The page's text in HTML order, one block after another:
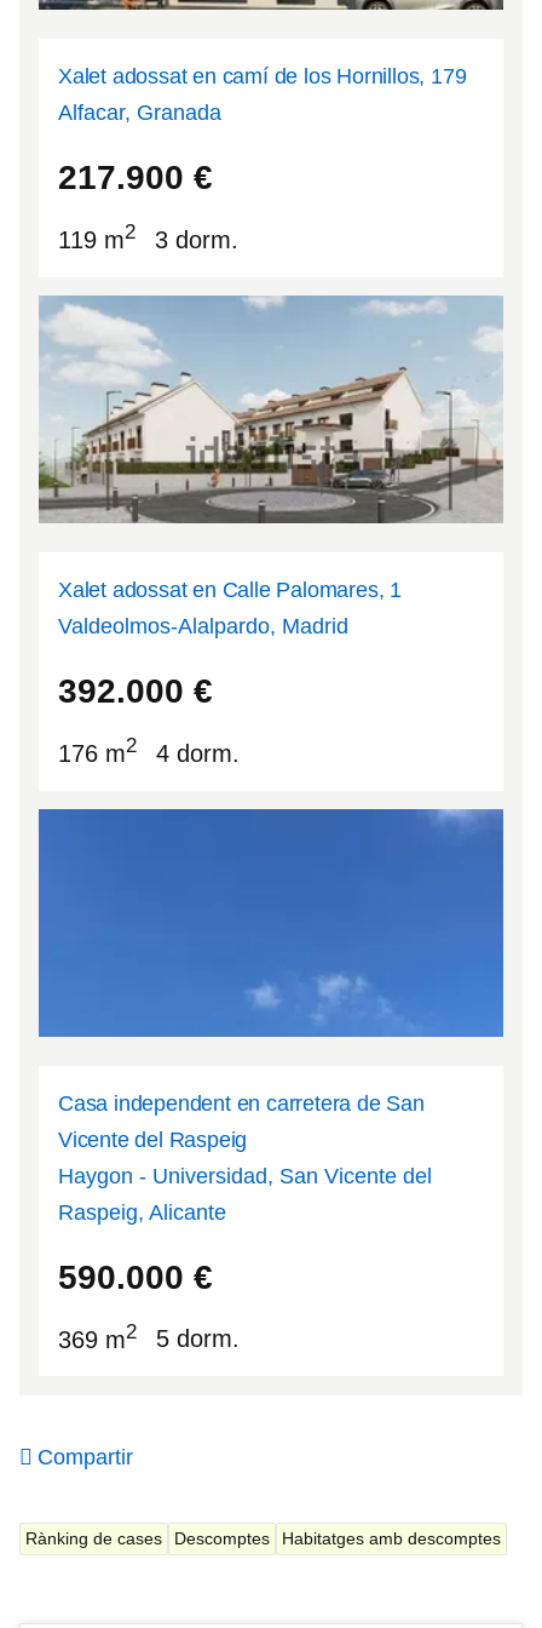
Xalet adossat en camí de los Hornillos, 179
Alfacar, Granada
217.900 €
119 m2 3 dorm.
Xalet adossat en Calle Palomares, 1
Valdeolmos-Alalpardo, Madrid
392.000 €
176 m2 4 dorm.
Casa independent en carretera de San
Vicente del Raspeig
Haygon - Universidad, San Vicente del
Raspeig, Alicante
590.000 €
369 m2 5 dorm.
Compartir
Rànking de cases Descomptes Habitatges amb descomptes